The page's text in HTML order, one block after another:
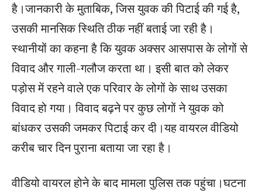
है।जानकारी के मुताबिक, जिस युवक की पिटाई की गई है,
उसकी मानसिक स्थिति ठीक नहीं बताई जा रही है।
स्थानीयों का कहना है कि युवक अक्सर आसपास के लोगों से
विवाद और गाली-गलौज करता था। इसी बात को लेकर
पड़ोस में रहने वाले एक परिवार के लोगों के साथ उसका
विवाद हो गया। विवाद बढ़ने पर कुछ लोगों ने युवक को
बांधकर उसकी जमकर पिटाई कर दी।यह वायरल वीडियो
करीब चार दिन पुराना बताया जा रहा है।
वीडियो वायरल होने के बाद मामला पुलिस तक पहुंचा।घटना